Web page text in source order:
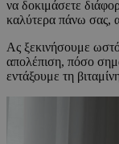
να δοκιμάσετε
καλύτερα πάνω σας,
Ας ξεκινήσουμε
απολέπιση, πόσο
εντάξουμε τη